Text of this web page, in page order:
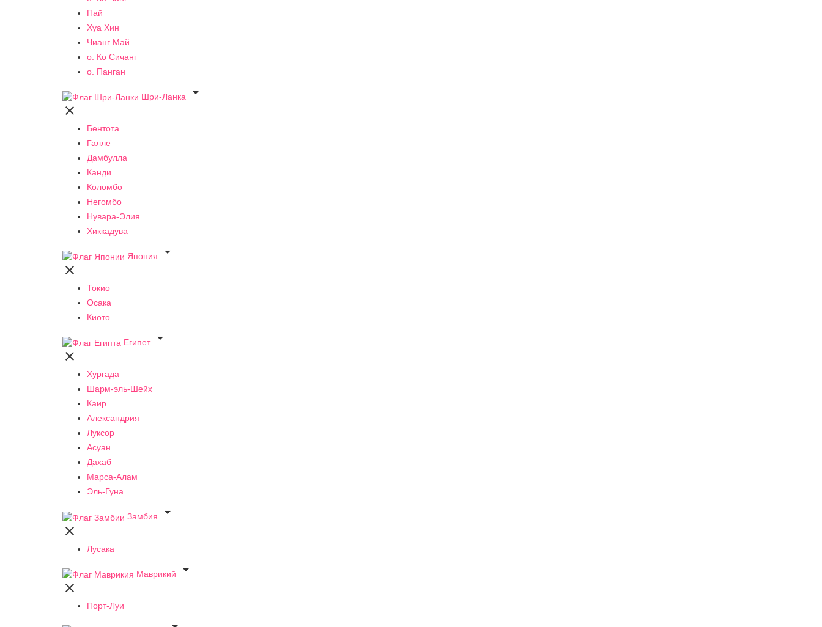
Пай
Хуа Хин
Чианг Май
о. Ко Сичанг
о. Панган
Шри-Ланка


Бентота
Галле
Дамбулла
Канди
Коломбо
Негомбо
Нувара-Элия
Хиккадува
Япония


Токио
Осака
Киото
Египет


Хургада
Шарм-эль-Шейх
Каир
Александрия
Луксор
Асуан
Дахаб
Марса-Алам
Эль-Гуна
Замбия


Лусака
Маврикий


Порт-Луи